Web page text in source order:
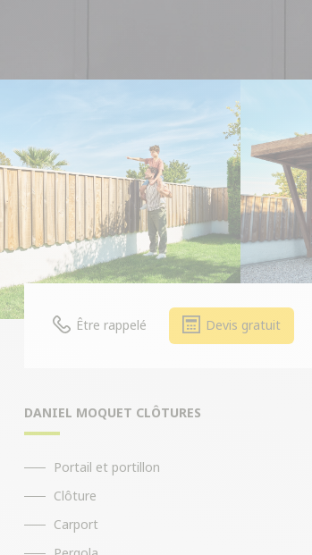
Être rappelé Devis gratuit
DANIEL MOQUET CLÔTURES
Portail et portillon
Clôture
Carport